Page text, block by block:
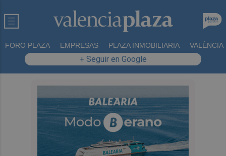
FORO PLAZA EMPRESAS PLAZA INMOBILIARIA VALÈNCIA
+ Seguir en Google